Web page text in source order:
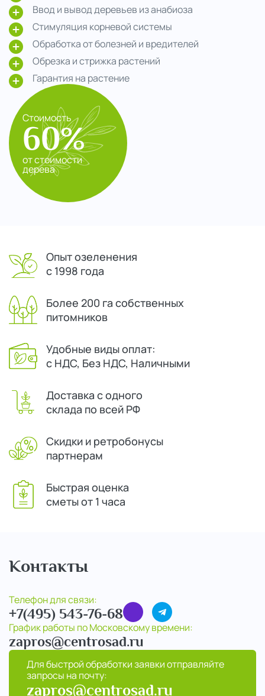
Ввод и вывод деревьев из анабиоза
Стимуляция корневой системы
Обработка от болезней и вредителей
Обрезка и стрижка растений
Гарантия на растение
Стоимость
60%
от стоимости
дерева
Опыт озеленения
с 1998 года
Более 200 га собственных
питомников
Удобные виды оплат:
с НДС, Без НДС, Наличными
Доставка с одного
склада по всей РФ
Скидки и ретробонусы
партнерам
Быстрая оценка
сметы от 1 часа
Контакты
Телефон для связи:
+7(495) 543-76-68
График работы по Московскому времени:
zapros@centrosad.ru
Для быстрой обработки заявки отправляйте
запросы на почту:
zapros@centrosad.ru